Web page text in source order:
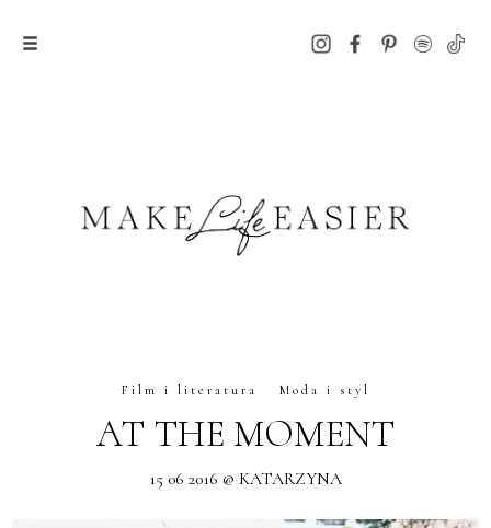
Film i literatura Moda i styl
AT THE MOMENT
15 06 2016 @ KATARZYNA